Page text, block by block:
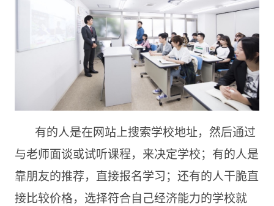
有的人是在网站上搜索学校地址，然后通过
与老师面谈或试听课程，来决定学校；有的人是
靠朋友的推荐，直接报名学习；还有的人干脆直
接比较价格，选择符合自己经济能力的学校就